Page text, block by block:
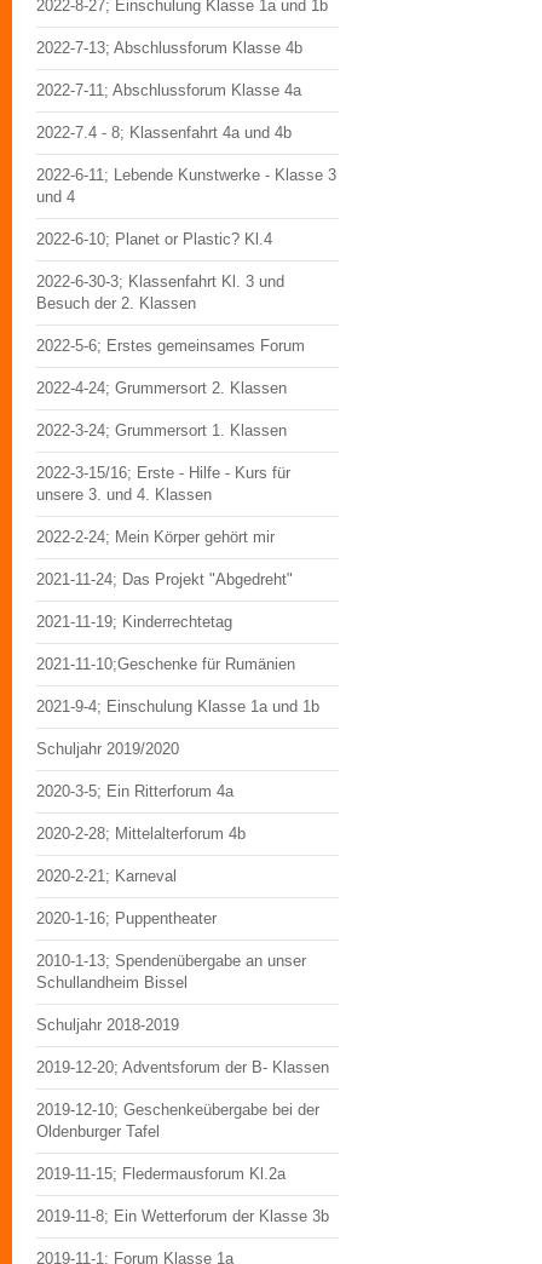
2022-8-27; Einschulung Klasse 1a und 1b
2022-7-13; Abschlussforum Klasse 4b
2022-7-11; Abschlussforum Klasse 4a
2022-7.4 - 8; Klassenfahrt 4a und 4b
2022-6-11; Lebende Kunstwerke - Klasse 3
und 4
2022-6-10; Planet or Plastic? Kl.4
2022-6-30-3; Klassenfahrt Kl. 3 und
Besuch der 2. Klassen
2022-5-6; Erstes gemeinsames Forum
2022-4-24; Grummersort 2. Klassen
2022-3-24; Grummersort 1. Klassen
2022-3-15/16; Erste - Hilfe - Kurs für
unsere 3. und 4. Klassen
2022-2-24; Mein Körper gehört mir
2021-11-24; Das Projekt "Abgedreht"
2021-11-19; Kinderrechtetag
2021-11-10;Geschenke für Rumänien
2021-9-4; Einschulung Klasse 1a und 1b
Schuljahr 2019/2020
2020-3-5; Ein Ritterforum 4a
2020-2-28; Mittelalterforum 4b
2020-2-21; Karneval
2020-1-16; Puppentheater
2010-1-13; Spendenübergabe an unser
Schullandheim Bissel
Schuljahr 2018-2019
2019-12-20; Adventsforum der B- Klassen
2019-12-10; Geschenkeübergabe bei der
Oldenburger Tafel
2019-11-15; Fledermausforum Kl.2a
2019-11-8; Ein Wetterforum der Klasse 3b
2019-11-1; Forum Klasse 1a